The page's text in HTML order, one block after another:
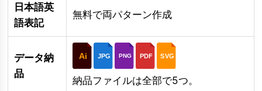
日本語英
語表記
無料で両パターン作成
データ納
品
Ai JPG PNG PDF SVG
納品ファイルは全部で5つ。